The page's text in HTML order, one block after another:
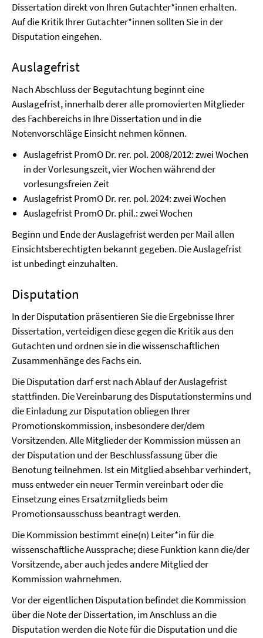
Dissertation direkt von Ihren Gutachter*innen erhalten.
Auf die Kritik Ihrer Gutachter*innen sollten Sie in der
Disputation eingehen.
Auslagefrist
Nach Abschluss der Begutachtung beginnt eine
Auslagefrist, innerhalb derer alle promovierten Mitglieder
des Fachbereichs in Ihre Dissertation und in die
Notenvorschläge Einsicht nehmen können.
Auslagefrist PromO Dr. rer. pol. 2008/2012: zwei Wochen
in der Vorlesungszeit, vier Wochen während der
vorlesungsfreien Zeit
Auslagefrist PromO Dr. rer. pol. 2024: zwei Wochen
Auslagefrist PromO Dr. phil.: zwei Wochen
Beginn und Ende der Auslagefrist werden per Mail allen
Einsichtsberechtigten bekannt gegeben. Die Auslagefrist
ist unbedingt einzuhalten.
Disputation
In der Disputation präsentieren Sie die Ergebnisse Ihrer
Dissertation, verteidigen diese gegen die Kritik aus den
Gutachten und ordnen sie in die wissenschaftlichen
Zusammenhänge des Fachs ein.
Die Disputation darf erst nach Ablauf der Auslagefrist
stattfinden. Die Vereinbarung des Disputationstermins und
die Einladung zur Disputation obliegen Ihrer
Promotionskommission, insbesondere der/dem
Vorsitzenden. Alle Mitglieder der Kommission müssen an
der Disputation und der Beschlussfassung über die
Benotung teilnehmen. Ist ein Mitglied absehbar verhindert,
muss entweder ein neuer Termin vereinbart oder die
Einsetzung eines Ersatzmitglieds beim
Promotionsausschuss beantragt werden.
Die Kommission bestimmt eine(n) Leiter*in für die
wissenschaftliche Aussprache; diese Funktion kann die/der
Vorsitzende, aber auch jedes andere Mitglied der
Kommission wahrnehmen.
Vor der eigentlichen Disputation befindet die Kommission
über die Note der Dissertation, im Anschluss an die
Disputation werden die Note für die Disputation und die